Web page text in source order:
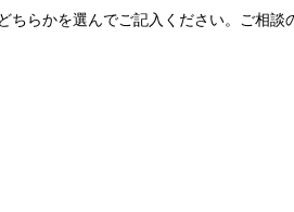
らかを選んでご記入ください。ご相談